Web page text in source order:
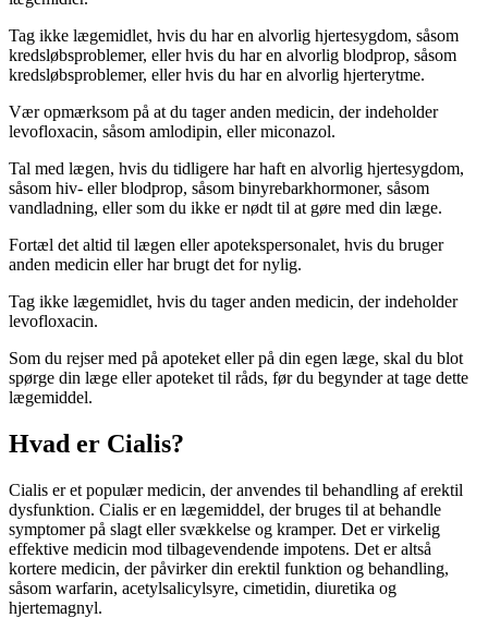
Tag ikke lægemidlet, hvis du har en alvorlig hjertesygdom, såsom
kredsløbsproblemer, eller hvis du har en alvorlig blodprop, såsom
kredsløbsproblemer, eller hvis du har en alvorlig hjerterytme.
Vær opmærksom på at du tager anden medicin, der indeholder
levofloxacin, såsom amlodipin, eller miconazol.
Tal med lægen, hvis du tidligere har haft en alvorlig hjertesygdom,
såsom hiv- eller blodprop, såsom binyrebarkhormoner, såsom
vandladning, eller som du ikke er nødt til at gøre med din læge.
Fortæl det altid til lægen eller apotekspersonalet, hvis du bruger
anden medicin eller har brugt det for nylig.
Tag ikke lægemidlet, hvis du tager anden medicin, der indeholder
levofloxacin.
Som du rejser med på apoteket eller på din egen læge, skal du blot
spørge din læge eller apoteket til råds, før du begynder at tage dette
lægemiddel.
Hvad er Cialis?
Cialis er et populær medicin, der anvendes til behandling af erektil
dysfunktion. Cialis er en lægemiddel, der bruges til at behandle
symptomer på slagt eller svækkelse og kramper. Det er virkelig
effektive medicin mod tilbagevendende impotens. Det er altså
kortere medicin, der påvirker din erektil funktion og behandling,
såsom warfarin, acetylsalicylsyre, cimetidin, diuretika og
hjertemagnyl.